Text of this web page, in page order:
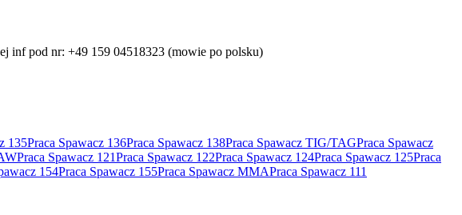
inf pod nr: +49 159 04518323 (mowie po polsku)
135Praca Spawacz 136Praca Spawacz 138Praca Spawacz TIG/TAGPraca Spawacz
Praca Spawacz 121Praca Spawacz 122Praca Spawacz 124Praca Spawacz 125Praca
154Praca Spawacz 155Praca Spawacz MMAPraca Spawacz 111